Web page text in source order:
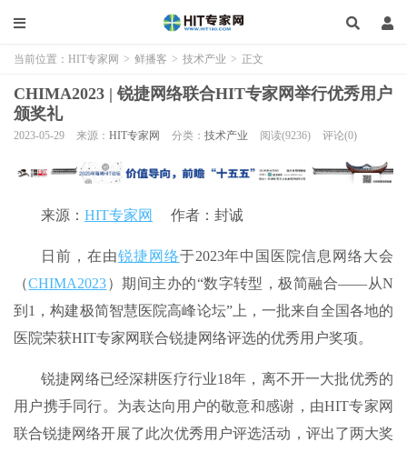
当前位置： HIT专家网 > 鲜播客 > 技术产业 > 正文
CHIMA2023 | 锐捷网络联合HIT专家网举行优秀用户
颁奖礼
2023-05-29 来源： HIT专家网 分类： 技术产业 阅读(9236) 评论(0)
来源： HIT专家网 作者：封诚
日前，在由锐捷网络于2023年中国医院信息网络大会
（CHIMA2023）期间主办的“数字转型，极简融合——从N
到1，构建极简智慧医院高峰论坛”上，一批来自全国各地的
医院荣获HIT专家网联合锐捷网络评选的优秀用户奖项。
锐捷网络已经深耕医疗行业18年，离不开一大批优秀的
用户携手同行。为表达向用户的敬意和感谢，由HIT专家网
联合锐捷网络开展了此次优秀用户评选活动，评出了两大奖